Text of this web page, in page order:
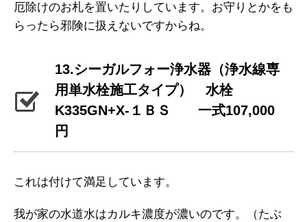
厄除けのお札を置いたりしています。お守りとかをも
らったら邪険に扱えないですからね。
13.シーガルフォー浄水器（浄水線専
用単水栓施工タイプ） 水栓
K335GN+X-１ＢＳ 一式107,000
円
これは付けて満足しています。
我が家の水道水はカルキ濃度が濃いのです。（たぶ